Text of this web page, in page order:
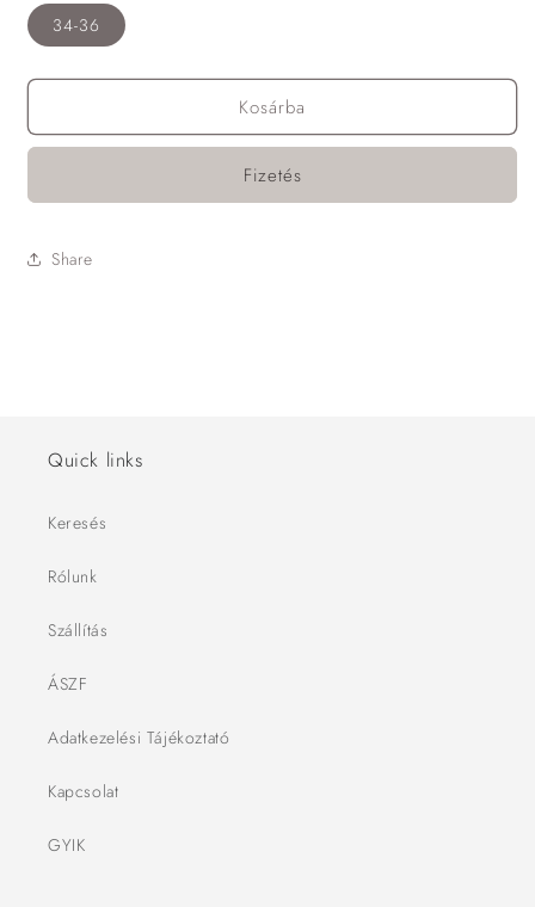
34-36
Kosárba
Fizetés
Share
Quick links
Keresés
Rólunk
Szállítás
ÁSZF
Adatkezelési Tájékoztató
Kapcsolat
GYIK